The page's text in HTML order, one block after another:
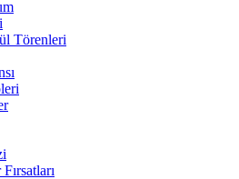
Törenleri